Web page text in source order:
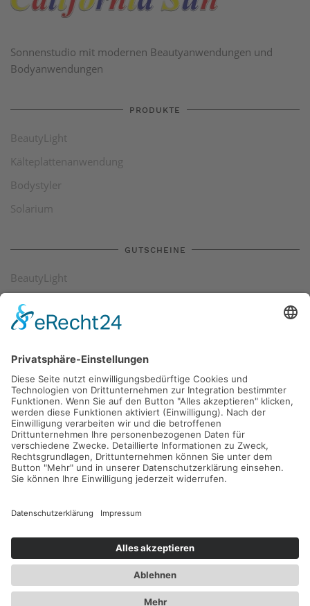
Sonnenstudio mit modernen Beautyanwendungen und
Bodyanwendungen
PRODUKTE
BeautyLight
Kälteplattenanwendung
Bodystyler
Solarium
GUTSCHEINE
BeautyLight
Kälteplattenanwendung
Bodystyler
SIE MÖCHTEN UNS ETWAS SAGEN
info@californiasun-sonnenstudio.de
SIE FINDEN UNS AUF
DATENSCHUTZERKLÄRUNG
© California Sun | webdesign & seo by webranking